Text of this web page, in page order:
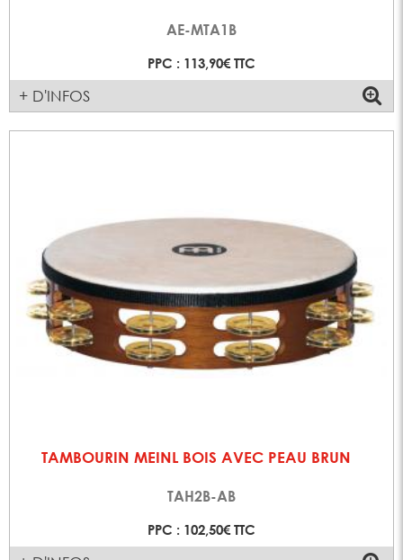
AE-MTA1B
PPC : 113,90€ TTC
+ D'INFOS
TAMBOURIN MEINL BOIS AVEC PEAU BRUN
TAH2B-AB
PPC : 102,50€ TTC